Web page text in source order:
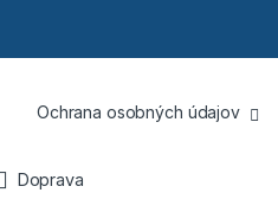
Ochrana osobných údajov
Doprava